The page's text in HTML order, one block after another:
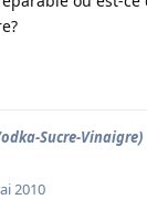
Sucre-Vinaigre)
2010